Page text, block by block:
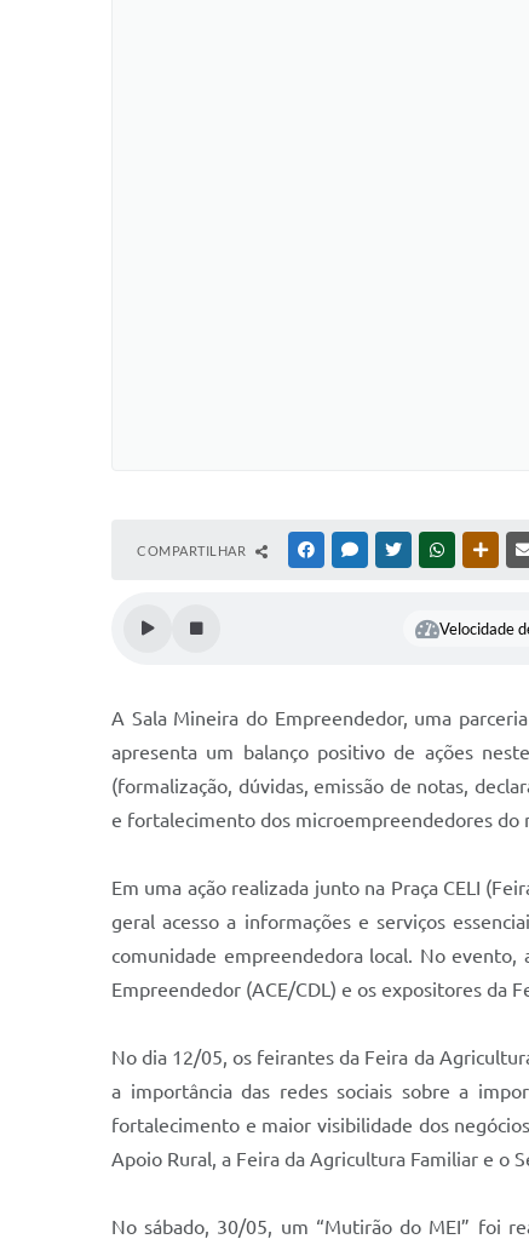
COMPARTILHAR FACEBOOKMESSENGER
TWITTERWHATSAPP
Velocidade
A Sala Mineira do Empreendedor, uma
apresenta um balanço positivo de ações
(formalização, dúvidas, emissão de notas,
e fortalecimento dos microempreendedores do
Em uma ação realizada junto na Praça CELI
geral acesso a informações e serviços
comunidade empreendedora local. No evento,
Empreendedor (ACE/CDL) e os expositores da
No dia 12/05, os feirantes da Feira da
a importância das redes sociais sobre a
fortalecimento e maior visibilidade dos
Apoio Rural, a Feira da Agricultura Familiar e o
No sábado, 30/05, um “Mutirão do MEI” foi